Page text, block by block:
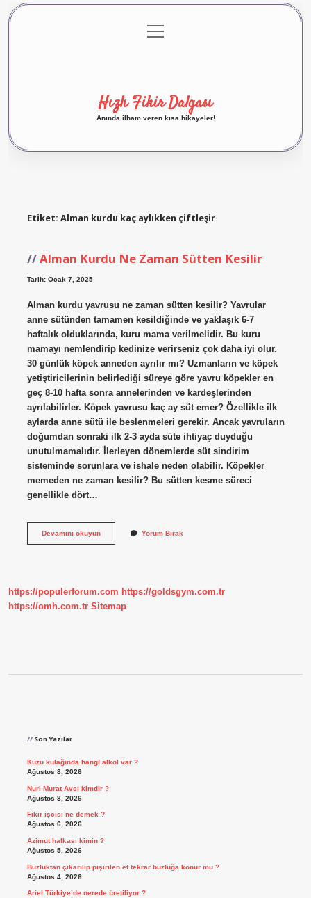
Gizlilik Politikası
menüyü
aç
Hızlı Fikir Dalgası
Anında ilham veren kısa hikayeler!
Etiket: Alman kurdu kaç aylıkken çiftleşir
Alman Kurdu Ne Zaman Sütten Kesilir
Tarih: Ocak 7, 2025
Alman kurdu yavrusu ne zaman sütten kesilir? Yavrular
anne sütünden tamamen kesildiğinde ve yaklaşık 6-7
haftalık olduklarında, kuru mama verilmelidir. Bu kuru
mamayı nemlendirip kedinize verirseniz çok daha iyi olur.
30 günlük köpek anneden ayrılır mı? Uzmanların ve köpek
yetiştiricilerinin belirlediği süreye göre yavru köpekler en
geç 8-10 hafta sonra annelerinden ve kardeşlerinden
ayrılabilirler. Köpek yavrusu kaç ay süt emer? Özellikle ilk
aylarda anne sütü ile beslenmeleri gerekir. Ancak yavruların
doğumdan sonraki ilk 2-3 ayda süte ihtiyaç duyduğu
unutulmamalıdır. İlerleyen dönemlerde süt sindirim
sisteminde sorunlara ve ishale neden olabilir. Köpekler
memeden ne zaman kesilir? Bu sütten kesme süreci
genellikle dört…
Devamını okuyunAlman
Yorum Bırak
https://populerforum.com https://goldsgym.com.tr
https://omh.com.tr Sitemap
Son Yazılar
Kuzu kulağında hangi alkol var ?
Ağustos 8, 2026
Nuri Murat Avcı kimdir ?
Ağustos 8, 2026
Fikir işcisi ne demek ?
Ağustos 6, 2026
Azimut halkası kimin ?
Ağustos 5, 2026
Buzluktan çıkarılıp pişirilen et tekrar buzluğa konur mu ?
Ağustos 4, 2026
Ariel Türkiye’de nerede üretiliyor ?